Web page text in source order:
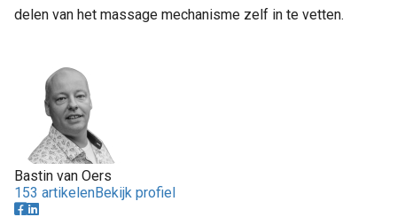
delen van het massage mechanisme zelf in te vetten.
Bastin van Oers
153 artikelenBekijk profiel